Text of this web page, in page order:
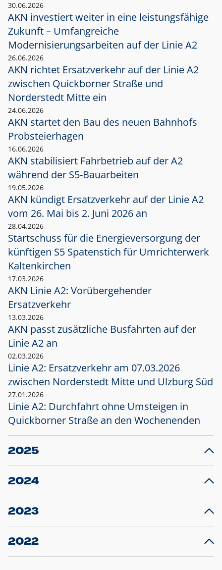
30.06.2026
AKN investiert weiter in eine leistungsfähige
Zukunft – Umfangreiche
Modernisierungsarbeiten auf der Linie A2
26.06.2026
AKN richtet Ersatzverkehr auf der Linie A2
zwischen Quickborner Straße und
Norderstedt Mitte ein
24.06.2026
AKN startet den Bau des neuen Bahnhofs
Probsteierhagen
16.06.2026
AKN stabilisiert Fahrbetrieb auf der A2
während der S5-Bauarbeiten
19.05.2026
AKN kündigt Ersatzverkehr auf der Linie A2
vom 26. Mai bis 2. Juni 2026 an
28.04.2026
Startschuss für die Energieversorgung der
künftigen S5 Spatenstich für Umrichterwerk
Kaltenkirchen
17.03.2026
AKN Linie A2: Vorübergehender
Ersatzverkehr
13.03.2026
AKN passt zusätzliche Busfahrten auf der
Linie A2 an
02.03.2026
Linie A2: Ersatzverkehr am 07.03.2026
zwischen Norderstedt Mitte und Ulzburg Süd
27.01.2026
Linie A2: Durchfahrt ohne Umsteigen in
Quickborner Straße an den Wochenenden
2025
23.12.2025
Projekt S5: Start der Bauarbeiten am
2024
10.12.2024
Großprojekt S5: Sperrung der Bahnstraße in
2023
20.12.2023
Schleswig-Holstein verlängert den
2022
22.12.2022